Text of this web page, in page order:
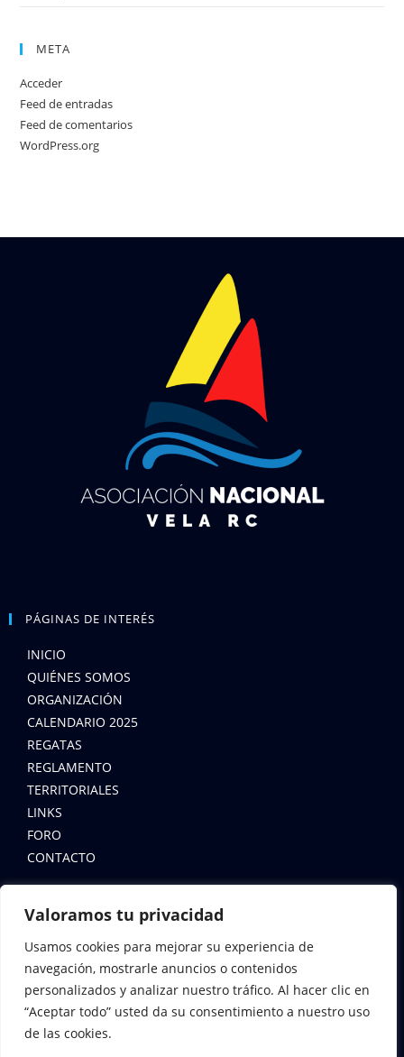
Valoramos tu privacidad
Usamos cookies para mejorar su experiencia de
navegación, mostrarle anuncios o contenidos
personalizados y analizar nuestro tráfico. Al hacer clic en
“Aceptar todo” usted da su consentimiento a nuestro uso
de las cookies.
META
Acceder
Feed de entradas
Feed de comentarios
WordPress.org
PÁGINAS DE INTERÉS
INICIO
QUIÉNES SOMOS
ORGANIZACIÓN
CALENDARIO 2025
REGATAS
REGLAMENTO
TERRITORIALES
LINKS
FORO
CONTACTO
LEYES
AVISO LEGAL
POLÍTICA DE COOKIES
POLÍTICA DE PRIVACIDAD
CONTACTA CON NOSOTROS